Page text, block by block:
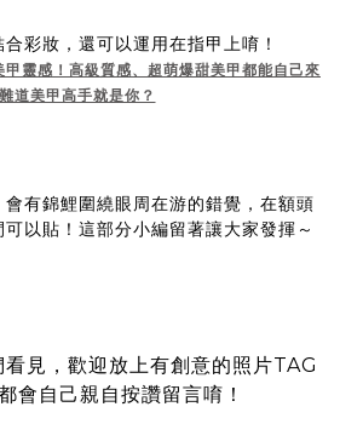
彩妝，還可以運用在指甲上唷！
甲靈感！高級質感、超萌爆甜美甲都能自己來
道美甲高手就是你？
有錦鯉圍繞眼周在游的錯覺，在額頭
以貼！這部分小編留著讓大家發揮～
見，歡迎放上有創意的照片TAG
會自己親自按讚留言唷！